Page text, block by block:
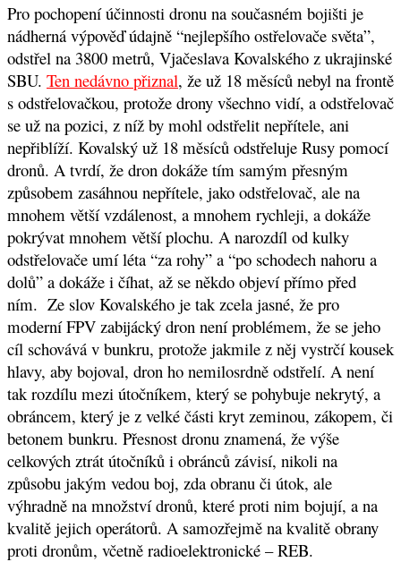
Pro pochopení účinnosti dronu na současném bojišti je
nádherná výpověď údajně “nejlepšího ostřelovače světa”,
odstřel na 3800 metrů, Vjačeslava Kovalského z ukrajinské
SBU. Ten nedávno přiznal, že už 18 měsíců nebyl na frontě
s odstřelovačkou, protože drony všechno vidí, a odstřelovač
se už na pozici, z níž by mohl odstřelit nepřítele, ani
nepřiblíží. Kovalský už 18 měsíců odstřeluje Rusy pomocí
dronů. A tvrdí, že dron dokáže tím samým přesným
způsobem zasáhnou nepřítele, jako odstřelovač, ale na
mnohem větší vzdálenost, a mnohem rychleji, a dokáže
pokrývat mnohem větší plochu. A narozdíl od kulky
odstřelovače umí léta “za rohy” a “po schodech nahoru a
dolů” a dokáže i číhat, až se někdo objeví přímo před
ním. Ze slov Kovalského je tak zcela jasné, že pro
moderní FPV zabijácký dron není problémem, že se jeho
cíl schovává v bunkru, protože jakmile z něj vystrčí kousek
hlavy, aby bojoval, dron ho nemilosrdně odstřelí. A není
tak rozdílu mezi útočníkem, který se pohybuje nekrytý, a
obráncem, který je z velké části kryt zeminou, zákopem, či
betonem bunkru. Přesnost dronu znamená, že výše
celkových ztrát útočníků i obránců závisí, nikoli na
způsobu jakým vedou boj, zda obranu či útok, ale
výhradně na množství dronů, které proti nim bojují, a na
kvalitě jejich operátorů. A samozřejmě na kvalitě obrany
proti dronům, včetně radioelektronické – REB.